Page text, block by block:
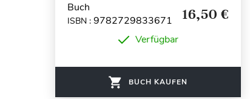
Buch
ISBN : 9782729833671 16,50 €
Verfügbar
BUCH KAUFEN